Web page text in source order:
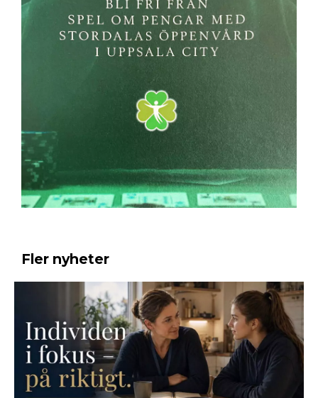
Fler nyheter